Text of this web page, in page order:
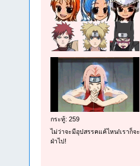
กระทู้: 259
ไม่ว่าจะมีอุปสรรคแค้ไหน!เราก็จะ
ฝ่าไป!